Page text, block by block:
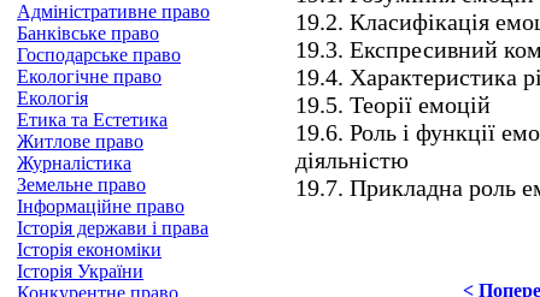
Адміністративне право
Банківське право
Господарське право
Екологічне право
Екологія
Етика та Естетика
Житлове право
Журналістика
Земельне право
Інформаційне право
Історія держави і права
Історія економіки
Історія України
Конкурентне право
19.2. Класифікація
19.3. Експресивний
19.4. Характеристика
19.5. Теорії емоцій
19.6. Роль і функції
діяльністю
19.7. Прикладна роль
<